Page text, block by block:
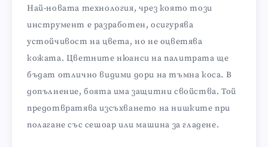
Най-новата технология, чрез която този
инструмент е разработен, осигурява
устойчивост на цвета, но не оцветява
кожата. Цветните нюанси на палитрата ще
бъдат отлично видими дори на тъмна коса. В
допълнение, боята има защитни свойства. Той
предотвратява изсъхването на нишките при
полагане със сешоар или машина за гладене.